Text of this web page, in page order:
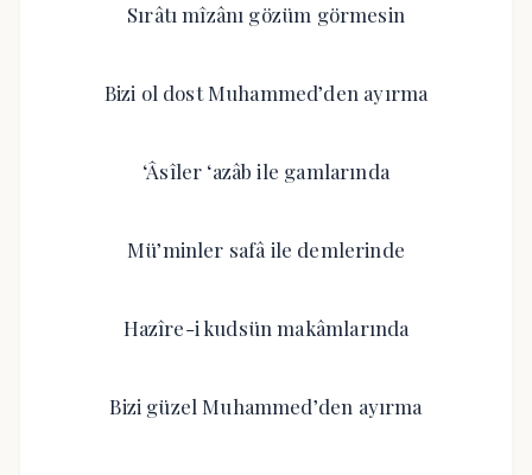
Sırâtı mîzânı gözüm görmesin
Bizi ol dost Muhammed’den ayırma
‘Âsîler ‘azâb ile gamlarında
Mü’minler safâ ile demlerinde
Hazîre-i kudsün makâmlarında
Bizi güzel Muhammed’den ayırma